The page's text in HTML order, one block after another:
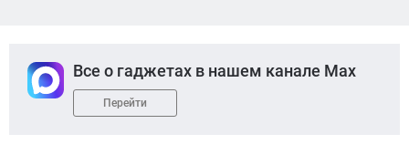
Все о гаджетах в нашем канале Max
Перейти